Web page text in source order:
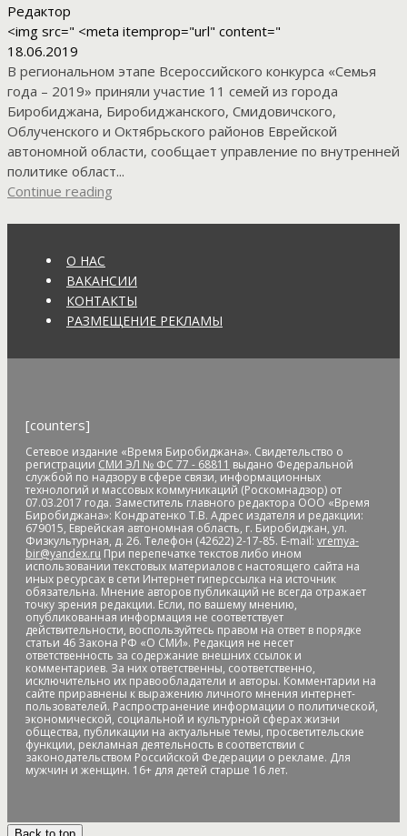
Редактор
<img src=" <meta itemprop="url" content="
18.06.2019
В региональном этапе Всероссийского конкурса «Семья
года – 2019» приняли участие 11 семей из города
Биробиджана, Биробиджанского, Смидовичского,
Облученского и Октябрьского районов Еврейской
автономной области, сообщает управление по внутренней
политике област...
Continue reading
О НАС
ВАКАНСИИ
КОНТАКТЫ
РАЗМЕЩЕНИЕ РЕКЛАМЫ
[counters]
Сетевое издание «Время Биробиджана». Свидетельство о
регистрации СМИ ЭЛ № ФС 77 - 68811 выдано Федеральной
службой по надзору в сфере связи, информационных
технологий и массовых коммуникаций (Роскомнадзор) от
07.03.2017 года. Заместитель главного редактора ООО «Время
Биробиджана»: Кондратенко Т.В. Адрес издателя и редакции:
679015, Еврейская автономная область, г. Биробиджан, ул.
Физкультурная, д. 26. Телефон (42622) 2-17-85. E-mail: vremya-
bir@yandex.ru При перепечатке текстов либо ином
использовании текстовых материалов с настоящего сайта на
иных ресурсах в сети Интернет гиперссылка на источник
обязательна. Мнение авторов публикаций не всегда отражает
точку зрения редакции. Если, по вашему мнению,
опубликованная информация не соответствует
действительности, воспользуйтесь правом на ответ в порядке
статьи 46 Закона РФ «О СМИ». Редакция не несет
ответственность за содержание внешних ссылок и
комментариев. За них ответственны, соответственно,
исключительно их правообладатели и авторы. Комментарии на
сайте приравнены к выражению личного мнения интернет-
пользователей. Распространение информации о политической,
экономической, социальной и культурной сферах жизни
общества, публикации на актуальные темы, просветительские
функции, рекламная деятельность в соответствии с
законодательством Российской Федерации о рекламе. Для
мужчин и женщин. 16+ для детей старше 16 лет.